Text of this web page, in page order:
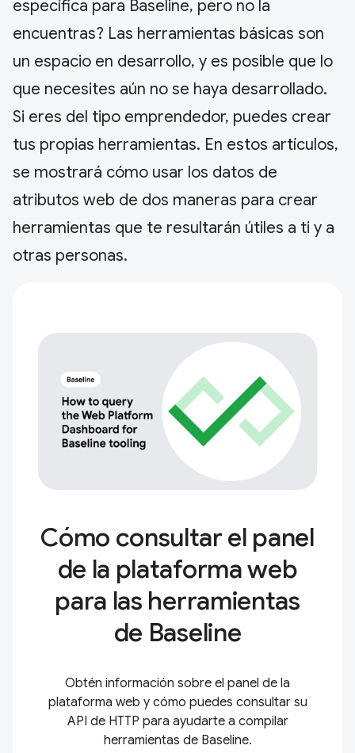
específica para Baseline, pero no la
encuentras? Las herramientas básicas son
un espacio en desarrollo, y es posible que lo
que necesites aún no se haya desarrollado.
Si eres del tipo emprendedor, puedes crear
tus propias herramientas. En estos artículos,
se mostrará cómo usar los datos de
atributos web de dos maneras para crear
herramientas que te resultarán útiles a ti y a
otras personas.
Cómo consultar el panel
de la plataforma web
para las herramientas
de Baseline
Obtén información sobre el panel de la
plataforma web y cómo puedes consultar su
API de HTTP para ayudarte a compilar
herramientas de Baseline.